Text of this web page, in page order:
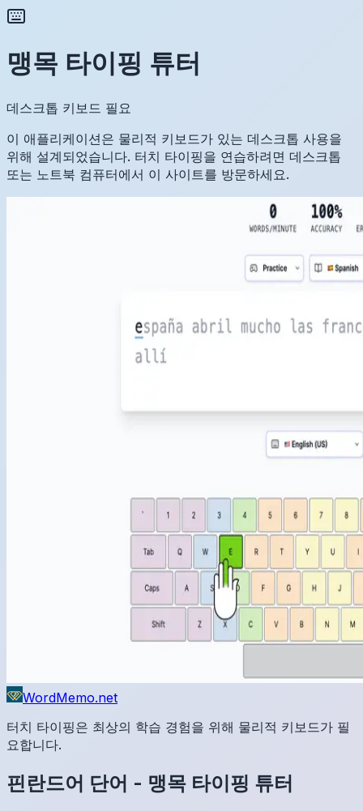
맹목 타이핑 튜터
데스크톱 키보드 필요
이 애플리케이션은 물리적 키보드가 있는 데스크톱 사용을
위해 설계되었습니다. 터치 타이핑을 연습하려면 데스크톱
또는 노트북 컴퓨터에서 이 사이트를 방문하세요.
WordMemo.net
터치 타이핑은 최상의 학습 경험을 위해 물리적 키보드가 필
요합니다.
핀란드어 단어 - 맹목 타이핑 튜터